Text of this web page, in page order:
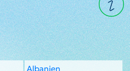
Albanien